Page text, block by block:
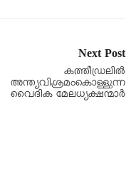
Next Post
കത്തീഡ്രലിൽ
അന്ത്യവിശ്രമംകൊള്ളുന്ന
വൈദിക മേലധ്യക്ഷന്മാർ